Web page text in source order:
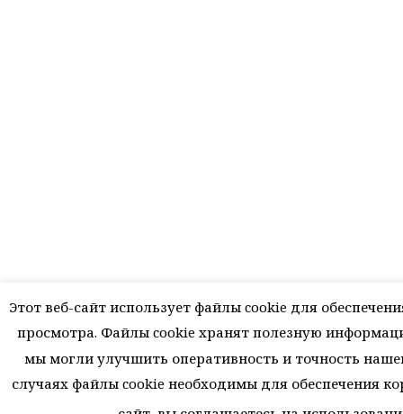
Этот веб-сайт использует файлы cookie для
просмотра. Файлы cookie хранят полезную
мы могли улучшить оперативность и точность
случаях файлы cookie необходимы для обеспечения